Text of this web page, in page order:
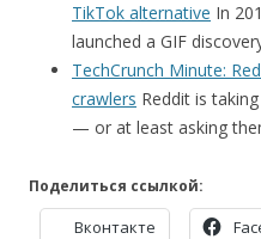
TikTok alternative In
launched a GIF
TechCrunch Minute:
crawlers Reddit is
— or at least asking
Поделиться ссылкой:
Вконтакте